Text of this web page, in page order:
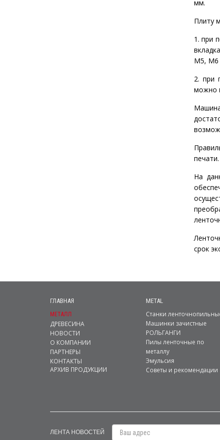
мм.
Плиту
1. при
M5,
2. при
можно
печати.
На
срок
ГЛАВНАЯ
МЕТАЛЛ
ДРЕВЕСИНА
НОВОСТИ
О КОМПАНИИ
ПАРТНЕРЫ
КОНТАКТЫ
АРХИВ ПРОДУКЦИИ
METAL
Станки
Машинки зачистные
РОЛЬГАНГИ
Пилы ленточные по
металлу
Эмульсия
Советы и рекомендации
ЛЕНТА НОВОСТЕЙ